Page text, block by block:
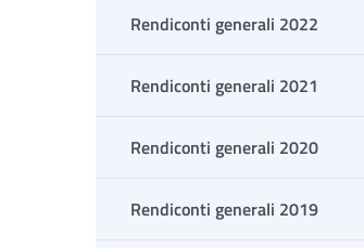
Rendiconti generali 2022
Rendiconti generali 2021
Rendiconti generali 2020
Rendiconti generali 2019